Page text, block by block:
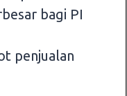
bagi PI
penjualan